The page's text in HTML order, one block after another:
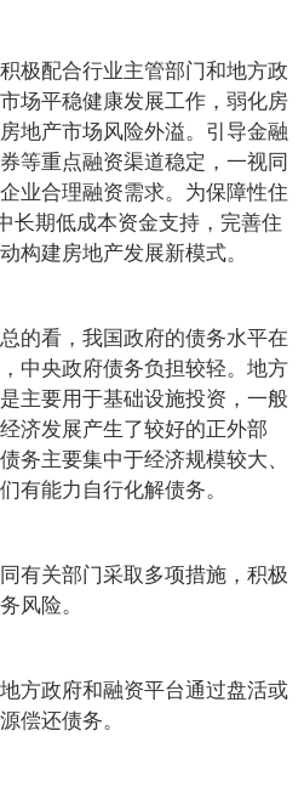
极配合行业主管部门和地方政
场平稳健康发展工作，弱化房
地产市场风险外溢。引导金融
等重点融资渠道稳定，一视同
业合理融资需求。为保障性住
长期低成本资金支持，完善住
构建房地产发展新模式。
的看，我国政府的债务水平在
中央政府债务负担较轻。地方
主要用于基础设施投资，一般
济发展产生了较好的正外部
务主要集中于经济规模较大、
有能力自行化解债务。
有关部门采取多项措施，积极
风险。
方政府和融资平台通过盘活或
偿还债务。